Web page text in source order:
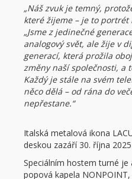
„Náš zvuk je temný,
které žijeme – je to portrét
„Jsme z jedinečné
analogový svět, ale žije v
generací, která prožila
změny naší společnosti, a
Každý je stále na svém
něco dělá – od rána do
nepřestane.“
Italská metalová ikona
deskou zazáří 30. října
Speciálním hostem turné
popová kapela